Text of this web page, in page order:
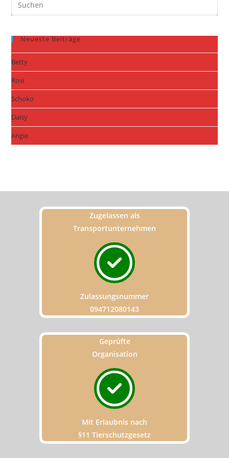
Neueste Beiträge
Betty
Rosi
Schoko
Daisy
Angie
Zugelassen als
Transportunternehmen
Zulassungsnummer
094712080143
Geprüfte
Organisation
Mit Erlaubnis nach
§11 Tierschutzgesetz